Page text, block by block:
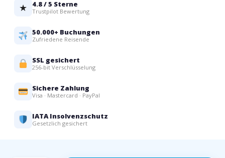
★ 4.8 / 5 Sterne
Trustpilot Bewertung
50.000+ Buchungen
Zufriedene Reisende
SSL gesichert
256-bit Verschlüsselung
Sichere Zahlung
Visa · Mastercard · PayPal
IATA Insolvenzschutz
Gesetzlich gesichert